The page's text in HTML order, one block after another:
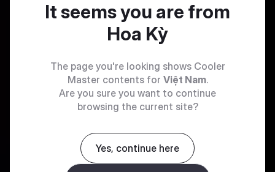
It seems you are from
Hoa Kỳ
The page you're looking shows Cooler
Master contents for Việt Nam.
Are you sure you want to continue
browsing the current site?
Yes, continue here